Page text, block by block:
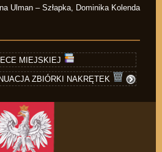
Ulman – Szłapka, Dominika Kolenda
MIEJSKIEJ
ZBIÓRKI NAKRĘTEK